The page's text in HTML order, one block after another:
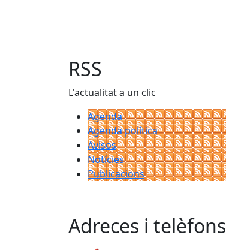
RSS
L'actualitat a un clic
Agenda
Agenda política
Avisos
Notícies
Publicacions
Adreces i telèfons